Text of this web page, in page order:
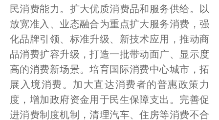
民消费能力。扩大优质消费品和服务供给。以
放宽准入、业态融合为重点扩大服务消费，强
化品牌引领、标准升级、新技术应用，推动商
品消费扩容升级，打造一批带动面广、显示度
高的消费新场景。培育国际消费中心城市，拓
展入境消费。加大直达消费者的普惠政策力
度，增加政府资金用于民生保障支出。完善促
进消费制度机制，清理汽车、住房等消费不合